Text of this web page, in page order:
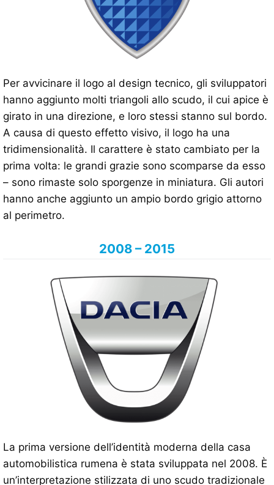
Per avvicinare il logo al design tecnico, gli sviluppatori
hanno aggiunto molti triangoli allo scudo, il cui apice è
girato in una direzione, e loro stessi stanno sul bordo.
A causa di questo effetto visivo, il logo ha una
tridimensionalità. Il carattere è stato cambiato per la
prima volta: le grandi grazie sono scomparse da esso
– sono rimaste solo sporgenze in miniatura. Gli autori
hanno anche aggiunto un ampio bordo grigio attorno
al perimetro.
2008 – 2015
La prima versione dell’identità moderna della casa
automobilistica rumena è stata sviluppata nel 2008. È
un’interpretazione stilizzata di uno scudo tradizionale